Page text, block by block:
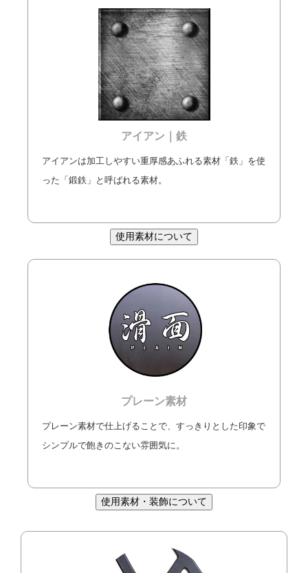
アイアン｜鉄
アイアンは加工しやすい重厚感あふれる素材「鉄」を使
った「鍛鉄」と呼ばれる素材。
使用素材について
プレーン素材
プレーン素材で仕上げることで、すっきりとした印象で
シンプルで飽きのこない雰囲気に。
使用素材・装飾について